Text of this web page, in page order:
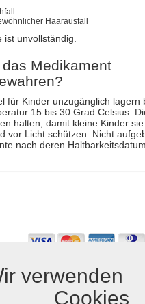
Haarausfall
ist unvollständig.
Medikament
für Kinder unzugänglich lagern
15 bis 30 Grad Celsius.
halten, damit kleine Kinder
vor Licht schützen. Nicht
nach deren
verwenden
Cookies